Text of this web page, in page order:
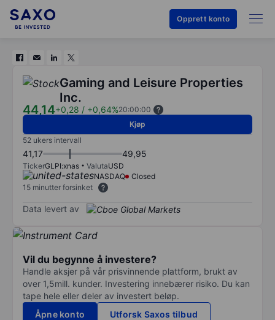
Opprett konto
Gaming and Leisure Properties
Inc.
44,14+0,28 / +0,64%20:00:00
Kjøp
52 ukers intervall
41,17 49,95
TickerGLPI:xnas ValutaUSD
NASDAQ
Closed
15 minutter forsinket
Data levert av
Vil du begynne å investere?
Handle aksjer på vår prisvinnende plattform, brukt av
over 1,5mill. kunder. Investering innebærer risiko. Du kan
tape hele eller deler av investert beløp.
Åpne konto
Utforsk Saxos tilbud